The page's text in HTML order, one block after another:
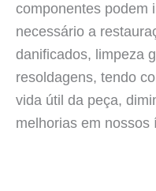
componentes podem
necessário a
danificados, limpeza
resoldagens, tendo
vida útil da peça,
melhorias em nossos